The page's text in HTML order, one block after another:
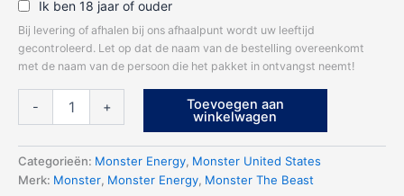
Ik ben 18 jaar of ouder
Bij levering of afhalen bij ons afhaalpunt wordt uw leeftijd
gecontroleerd. Let op dat de naam van de bestelling overeenkomt
met de naam van de persoon die het pakket in ontvangst neemt!
-
Hard
Tea
Original
+ Toevoegen aan
winkelwagen
Categorieën: Monster Energy, Monster United States
Merk: Monster, Monster Energy, Monster The Beast